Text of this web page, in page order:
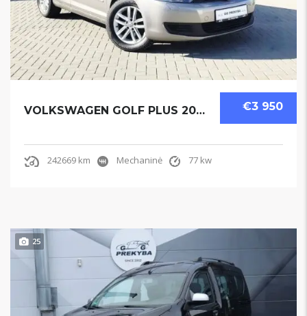
€3 950
VOLKSWAGEN GOLF PLUS 2009
242669 km Mechaninė 77 kw
25